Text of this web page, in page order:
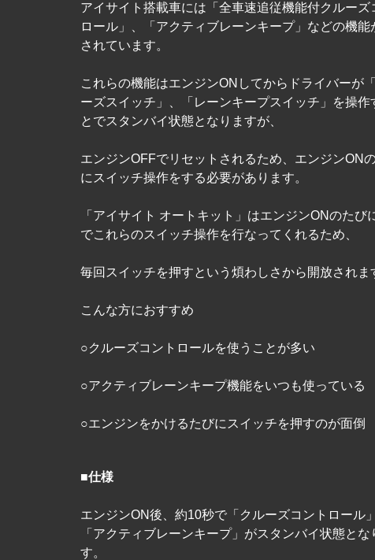
アイサイト搭載車には「全車速追従機能付クルーズ
ロール」、「アクティブレーンキープ」などの機能
されています。
これらの機能はエンジンONしてからドライバーが
ーズスイッチ」、「レーンキープスイッチ」を操作
とでスタンバイ状態となりますが、
エンジンOFFでリセットされるため、エンジンON
にスイッチ操作をする必要があります。
「アイサイト オートキット」はエンジンONのたび
でこれらのスイッチ操作を行なってくれるため、
毎回スイッチを押すという煩わしさから開放されま
こんな方におすすめ
○クルーズコントロールを使うことが多い
○アクティブレーンキープ機能をいつも使っている
○エンジンをかけるたびにスイッチを押すのが面倒
■仕様
エンジンON後、約10秒で「クルーズコントロール」
「アクティブレーンキープ」がスタンバイ状態とな
す。